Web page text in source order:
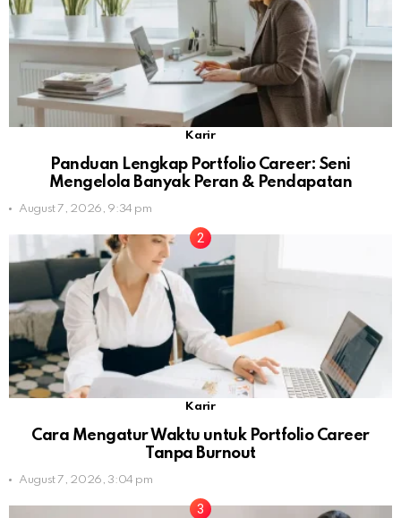
Karir
Panduan Lengkap Portfolio Career: Seni
Mengelola Banyak Peran & Pendapatan
August 7, 2026, 9:34 pm
Karir
Cara Mengatur Waktu untuk Portfolio Career
Tanpa Burnout
August 7, 2026, 3:04 pm